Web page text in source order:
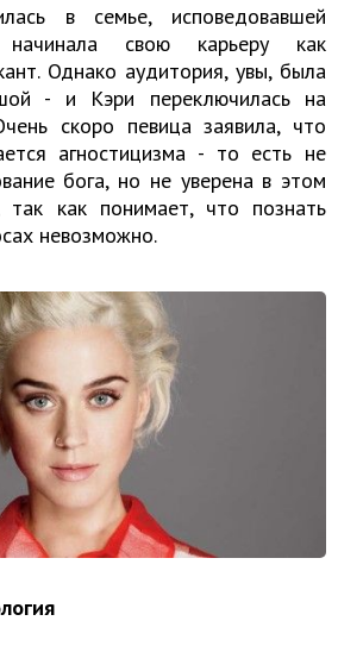
в семье, исповедовавшей
начинала свою карьеру как
Однако аудитория, увы, была
- и Кэри переключилась на
скоро певица заявила, что
агностицизма - то есть не
бога, но не уверена в этом
так как понимает, что познать
невозможно.